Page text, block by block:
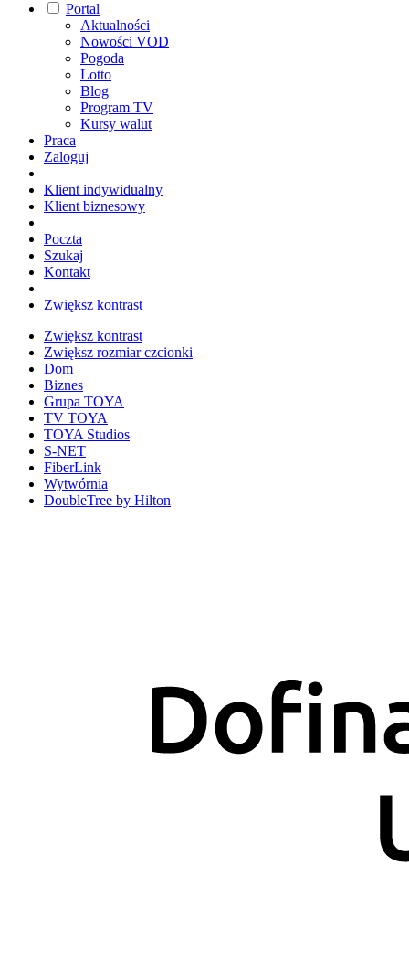
Portal
Aktualności
Nowości VOD
Pogoda
Lotto
Blog
Program TV
Kursy walut
Praca
Zaloguj
Klient indywidualny
Klient biznesowy
Poczta
Szukaj
Kontakt
Zwiększ kontrast
Zwiększ kontrast
Zwiększ rozmiar czcionki
Dom
Biznes
Grupa TOYA
TV TOYA
TOYA Studios
S-NET
FiberLink
Wytwórnia
DoubleTree by Hilton